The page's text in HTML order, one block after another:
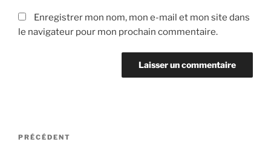
Enregistrer mon nom, mon e-mail et mon site dans
le navigateur pour mon prochain commentaire.
Navigation
Article
PRÉCÉDENT